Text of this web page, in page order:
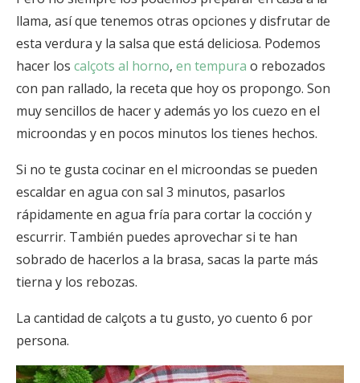
llama, así que tenemos otras opciones y disfrutar de
esta verdura y la salsa que está deliciosa. Podemos
hacer los calçots al horno, en tempura o rebozados
con pan rallado, la receta que hoy os propongo. Son
muy sencillos de hacer y además yo los cuezo en el
microondas y en pocos minutos los tienes hechos.
Si no te gusta cocinar en el microondas se pueden
escaldar en agua con sal 3 minutos, pasarlos
rápidamente en agua fría para cortar la cocción y
escurrir. También puedes aprovechar si te han
sobrado de hacerlos a la brasa, sacas la parte más
tierna y los rebozas.
La cantidad de calçots a tu gusto, yo cuento 6 por
persona.